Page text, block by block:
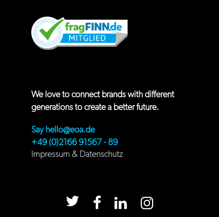
We love to connect brands with different
generations to create a better future.
Say hello@eoa.de
+49 (0)2166 91567 - 89
Impressum & Datenschutz